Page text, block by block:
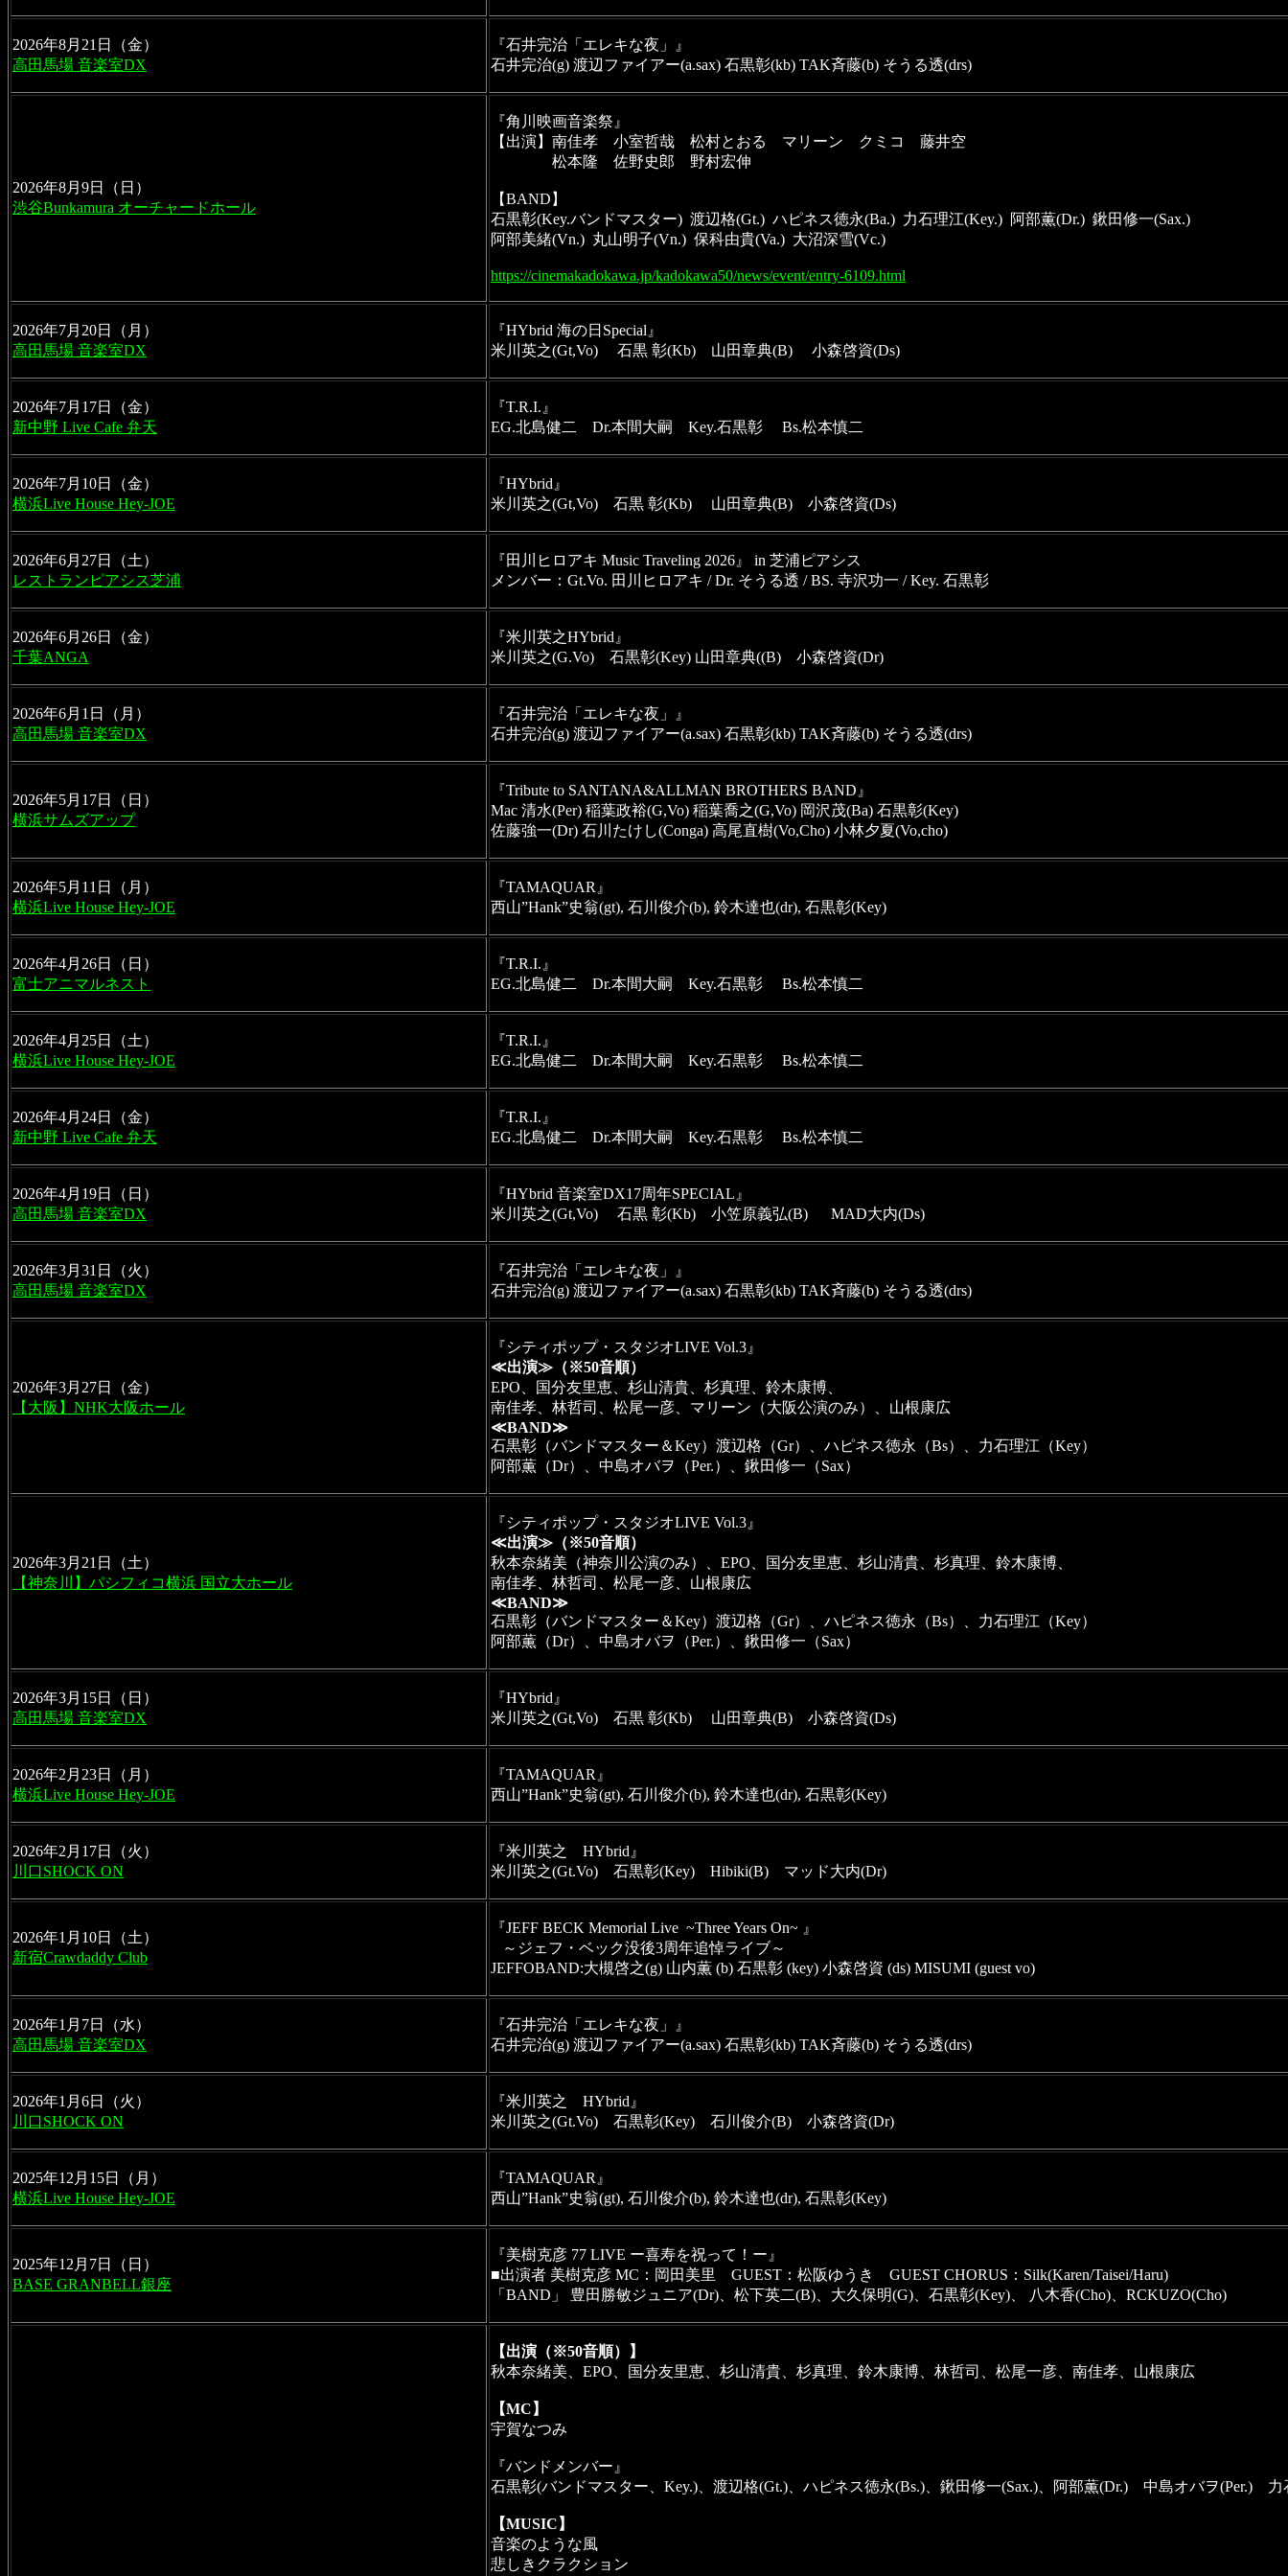
高田馬場 音楽室DX
『石井完治「エレキな夜」』
石井完治(g) 渡辺ファイアー(a.sax) 石黒彰(kb) TAK斉藤(b) そうる透(drs)
2026年8月9日（日）
渋谷Bunkamura オーチャードホール
『角川映画音楽祭』
【出演】南佳孝　小室哲哉　松村とおる　マリーン　クミコ　藤井空
松本隆　佐野史郎　野村宏伸
【BAND】
石黒彰(Key.バンドマスター)  渡辺格(Gt.)  ハピネス徳永(Ba.)  力石理江(Key.)  阿部薫(Dr.)  鍬田修一(Sax.)
阿部美緒(Vn.)  丸山明子(Vn.)  保科由貴(Va.)  大沼深雪(Vc.)
https://cinemakadokawa.jp/kadokawa50/news/event/entry-6109.html
高田馬場 音楽室DX
『HYbrid 海の日Special』
米川英之(Gt,Vo)　 石黒 彰(Kb)　山田章典(B)　 小森啓資(Ds)
2026年7月17日（金）
新中野 Live Cafe 弁天
『T.R.I.』
EG.北島健二　Dr.本間大嗣　Key.石黒彰 　Bs.松本慎二
横浜Live House Hey-JOE
『HYbrid』
米川英之(Gt,Vo)　石黒 彰(Kb) 　山田章典(B)　小森啓資(Ds)
2026年6月27日（土）
レストランピアシス芝浦
『田川ヒロアキ Music Traveling 2026』 in 芝浦ピアシス
メンバー：Gt.Vo. 田川ヒロアキ / Dr. そうる透 / BS. 寺沢功一 / Key. 石黒彰
2026年6月26日（金）
千葉ANGA
『米川英之HYbrid』
米川英之(G.Vo)　石黒彰(Key) 山田章典((B)　小森啓資(Dr)
高田馬場 音楽室DX
『石井完治「エレキな夜」』
石井完治(g) 渡辺ファイアー(a.sax) 石黒彰(kb) TAK斉藤(b) そうる透(drs)
2026年5月17日（日）
横浜サムズアップ
『Tribute to SANTANA&ALLMAN BROTHERS BAND』
Mac 清水(Per) 稲葉政裕(G,Vo) 稲葉喬之(G,Vo) 岡沢茂(Ba) 石黒彰(Key)
佐藤強一(Dr) 石川たけし(Conga) 高尾直樹(Vo,Cho) 小林夕夏(Vo,cho)
横浜Live House Hey-JOE
『TAMAQUAR』
西山”Hank”史翁(gt), 石川俊介(b), 鈴木達也(dr), 石黒彰(Key)
2026年4月26日（日）
富士アニマルネスト
『T.R.I.』
EG.北島健二　Dr.本間大嗣　Key.石黒彰 　Bs.松本慎二
2026年4月25日（土）
横浜Live House Hey-JOE
『T.R.I.』
EG.北島健二　Dr.本間大嗣　Key.石黒彰 　Bs.松本慎二
2026年4月24日（金）
新中野 Live Cafe 弁天
『T.R.I.』
EG.北島健二　Dr.本間大嗣　Key.石黒彰 　Bs.松本慎二
高田馬場 音楽室DX
『HYbrid 音楽室DX17周年SPECIAL』
米川英之(Gt,Vo)　 石黒 彰(Kb)　小笠原義弘(B) 　 MAD大内(Ds)
高田馬場 音楽室DX
『石井完治「エレキな夜」』
石井完治(g) 渡辺ファイアー(a.sax) 石黒彰(kb) TAK斉藤(b) そうる透(drs)
2026年3月27日（金）
【大阪】NHK大阪ホール
『シティポップ・スタジオLIVE Vol.3』
≪出演≫（※50音順）
EPO、国分友里恵、杉山清貴、杉真理、鈴木康博、
南佳孝、林哲司、松尾一彦、マリーン（大阪公演のみ）、山根康広
≪BAND≫
石黒彰（バンドマスター＆Key）渡辺格（Gr）、ハピネス徳永（Bs）、力石理江（Key）
阿部薫（Dr）、中島オバヲ（Per.）、鍬田修一（Sax）
2026年3月21日（土）
【神奈川】パシフィコ横浜 国立大ホール
『シティポップ・スタジオLIVE Vol.3』
≪出演≫（※50音順）
秋本奈緒美（神奈川公演のみ）、EPO、国分友里恵、杉山清貴、杉真理、鈴木康博、
南佳孝、林哲司、松尾一彦、山根康広
≪BAND≫
石黒彰（バンドマスター＆Key）渡辺格（Gr）、ハピネス徳永（Bs）、力石理江（Key）
阿部薫（Dr）、中島オバヲ（Per.）、鍬田修一（Sax）
高田馬場 音楽室DX
『HYbrid』
米川英之(Gt,Vo)　石黒 彰(Kb) 　山田章典(B)　小森啓資(Ds)
2026年2月23日（月）
横浜Live House Hey-JOE
『TAMAQUAR』
西山”Hank”史翁(gt), 石川俊介(b), 鈴木達也(dr), 石黒彰(Key)
川口SHOCK ON
『米川英之　HYbrid』
米川英之(Gt.Vo)　石黒彰(Key)　Hibiki(B)　マッド大内(Dr)
2026年1月10日（土）
新宿Crawdaddy Club
『JEFF BECK Memorial Live  ~Three Years On~ 』
   ～ジェフ・ベック没後3周年追悼ライブ～
JEFFOBAND:大槻啓之(g) 山内薫 (b) 石黒彰 (key) 小森啓資 (ds) MISUMI (guest vo)
高田馬場 音楽室DX
『石井完治「エレキな夜」』
石井完治(g) 渡辺ファイアー(a.sax) 石黒彰(kb) TAK斉藤(b) そうる透(drs)
川口SHOCK ON
『米川英之　HYbrid』
米川英之(Gt.Vo)　石黒彰(Key)　石川俊介(B)　小森啓資(Dr)
2025年12月15日（月）
横浜Live House Hey-JOE
『TAMAQUAR』
西山”Hank”史翁(gt), 石川俊介(b), 鈴木達也(dr), 石黒彰(Key)
2025年12月7日（日）
BASE GRANBELL銀座
『美樹克彦 77 LIVE ー喜寿を祝って！ー』
■出演者 美樹克彦 MC：岡田美里　GUEST：松阪ゆうき　GUEST CHORUS：Silk(Karen/Taisei/Haru)
「BAND」 豊田勝敏ジュニア(Dr)、松下英二(B)、大久保明(G)、石黒彰(Key)、 八木香(Cho)、RCKUZO(Cho)
【出演（※50音順）】
秋本奈緒美、EPO、国分友里恵、杉山清貴、杉真理、鈴木康博、林哲司、松尾一彦、南佳孝、山根康広
【MC】
宇賀なつみ
『バンドメンバー』
【MUSIC】
音楽のような風
悲しきクラクション